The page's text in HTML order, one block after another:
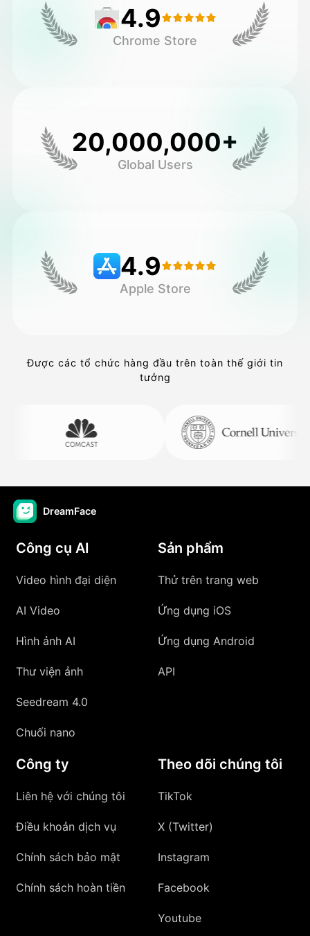
4.9
Chrome Store
20,000,000+
Global Users
4.9
Apple Store
Được các tổ chức hàng đầu trên toàn thế giới tin
tưởng
DreamFace
Công cụ AI
Video hình đại diện
AI Video
Hình ảnh AI
Thư viện ảnh
Seedream 4.0
Chuối nano
Sản phẩm
Thử trên trang web
Ứng dụng iOS
Ứng dụng Android
API
Công ty
Liên hệ với chúng tôi
Điều khoản dịch vụ
Chính sách bảo mật
Chính sách hoàn tiền
Theo dõi chúng tôi
TikTok
X (Twitter)
Instagram
Facebook
Youtube